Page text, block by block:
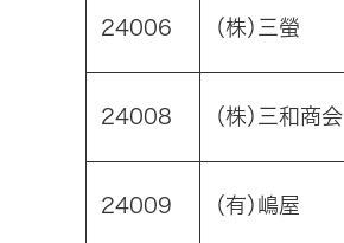
24006 （株）三螢
24008 （株）三和商会
24009 （有）嶋屋